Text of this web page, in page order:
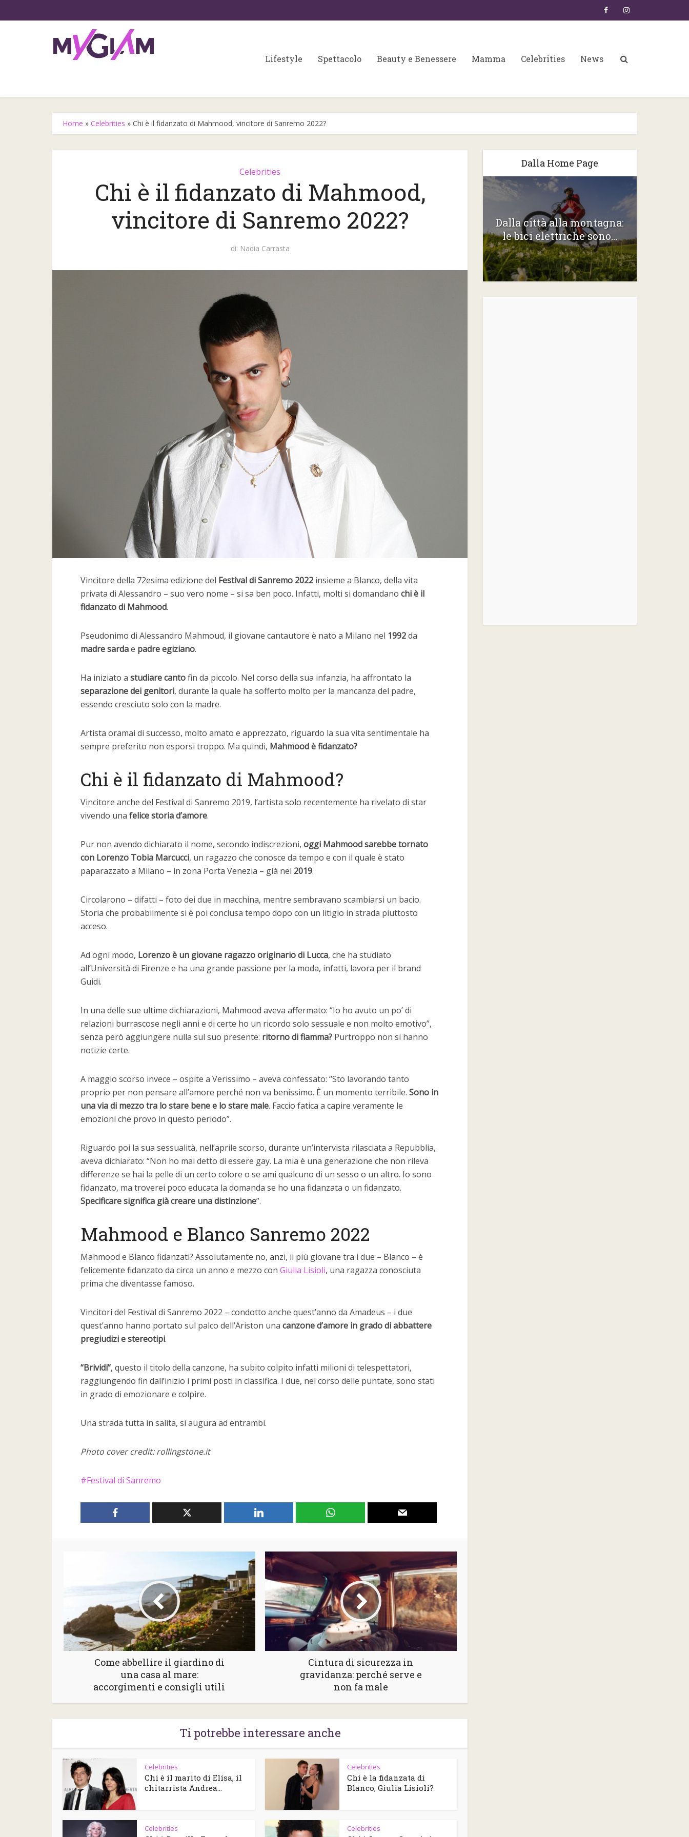
Lifestyle Spettacolo Beauty e Benessere Mamma Celebrities News
Home » Celebrities » Chi è il fidanzato di Mahmood, vincitore di Sanremo 2022?
Celebrities
Chi è il fidanzato di Mahmood,
vincitore di Sanremo 2022?
di: Nadia Carrasta
Vincitore della 72esima edizione del Festival di Sanremo 2022 insieme a Blanco, della vita
privata di Alessandro – suo vero nome – si sa ben poco. Infatti, molti si domandano chi è il
fidanzato di Mahmood.
Pseudonimo di Alessandro Mahmoud, il giovane cantautore è nato a Milano nel 1992da
madre sardae padre egiziano.
Ha iniziato a studiare cantofin da piccolo. Nel corso della sua infanzia, ha affrontato la
separazione dei genitori, durante la quale ha sofferto molto per la mancanza del padre,
essendo cresciuto solo con la madre.
Artista oramai di successo, molto amato e apprezzato, riguardo la sua vita sentimentale ha
sempre preferito non esporsi troppo. Ma quindi, Mahmood è fidanzato?
Chi è il fidanzato di Mahmood?
Vincitore anche del Festival di Sanremo 2019, l’artista solo recentemente ha rivelato di star
vivendo una felice storia d’amore.
Pur non avendo dichiarato il nome, secondo indiscrezioni, oggi Mahmood sarebbe tornato
con Lorenzo Tobia Marcucci, un ragazzo che conosce da tempo e con il quale è stato
paparazzato a Milano – in zona Porta Venezia – già nel 2019.
Circolarono – difatti – foto dei due in macchina, mentre sembravano scambiarsi un bacio.
Storia che probabilmente si è poi conclusa tempo dopo con un litigio in strada piuttosto
acceso.
Ad ogni modo, Lorenzo è un giovane ragazzo originario di Lucca, che ha studiato
all’Università di Firenze e ha una grande passione per la moda, infatti, lavora per il brand
Guidi.
In una delle sue ultime dichiarazioni, Mahmood aveva affermato: “Io ho avuto un po’ di
relazioni burrascose negli anni e di certe ho un ricordo solo sessuale e non molto emotivo”,
senza però aggiungere nulla sul suo presente: ritorno di fiamma? Purtroppo non si hanno
notizie certe.
A maggio scorso invece – ospite a Verissimo – aveva confessato: “Sto lavorando tanto
proprio per non pensare all’amore perché non va benissimo. È un momento terribile. Sono in
una via di mezzo tra lo stare bene e lo stare male. Faccio fatica a capire veramente le
emozioni che provo in questo periodo”.
Riguardo poi la sua sessualità, nell’aprile scorso, durante un’intervista rilasciata a Repubblia,
aveva dichiarato: “Non ho mai detto di essere gay. La mia è una generazione che non rileva
differenze se hai la pelle di un certo colore o se ami qualcuno di un sesso o un altro. Io sono
fidanzato, ma troverei poco educata la domanda se ho una fidanzata o un fidanzato.
Specificare significa già creare una distinzione”.
Mahmood e Blanco Sanremo 2022
Mahmood e Blanco fidanzati? Assolutamente no, anzi, il più giovane tra i due – Blanco – è
felicemente fidanzato da circa un anno e mezzo con Giulia Lisioli, una ragazza conosciuta
prima che diventasse famoso.
Vincitori del Festival di Sanremo 2022 – condotto anche quest’anno da Amadeus – i due
quest’anno hanno portato sul palco dell’Ariston una canzone d’amore in grado di abbattere
pregiudizi e stereotipi.
“Brividi”, questo il titolo della canzone, ha subito colpito infatti milioni di telespettatori,
raggiungendo fin dall’inizio i primi posti in classifica. I due, nel corso delle puntate, sono stati
in grado di emozionare e colpire.
Una strada tutta in salita, si augura ad entrambi.
Photo cover credit: rollingstone.it
Festival di Sanremo
Come abbellire il giardino di
una casa al mare:
accorgimenti e consigli utili
Cintura di sicurezza in
gravidanza: perché serve e
non fa male
Ti potrebbe interessare anche
Celebrities
Chi è il marito di Elisa, il
chitarrista Andrea...
Celebrities
Chi è la fidanzata di
Blanco, Giulia Lisioli?
Celebrities Celebrities
Dalla Home Page
Gli step fondamentali per
la skin care
Colori matrimonio 2026:
partecipazioni e
wedding...
Dalla città alla montagna:
le bici elettriche sono...